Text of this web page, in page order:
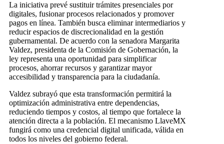
La iniciativa prevé sustituir trámites presenciales por
digitales, fusionar procesos relacionados y promover
pagos en línea. También busca eliminar intermediarios y
reducir espacios de discrecionalidad en la gestión
gubernamental. De acuerdo con la senadora Margarita
Valdez, presidenta de la Comisión de Gobernación, la
ley representa una oportunidad para simplificar
procesos, ahorrar recursos y garantizar mayor
accesibilidad y transparencia para la ciudadanía.
Valdez subrayó que esta transformación permitirá la
optimización administrativa entre dependencias,
reduciendo tiempos y costos, al tiempo que fortalece la
atención directa a la población. El mecanismo LlaveMX
fungirá como una credencial digital unificada, válida en
todos los niveles del gobierno federal.